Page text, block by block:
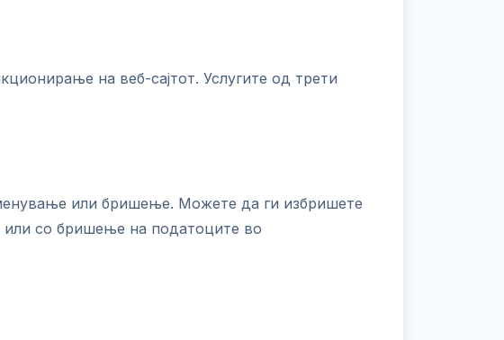
на веб-сајтот. Услугите од трети
или бришење. Можете да ги избришете
или со бришење на податоците во